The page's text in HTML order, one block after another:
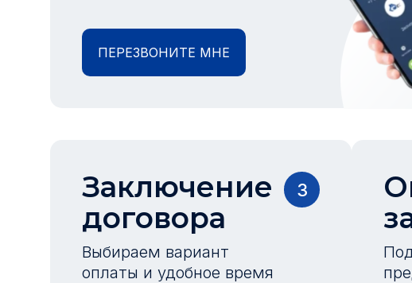
ПЕРЕЗВОНИТЕ МНЕ
Заключение
договора
Выбираем вариант
оплаты и удобное время
3